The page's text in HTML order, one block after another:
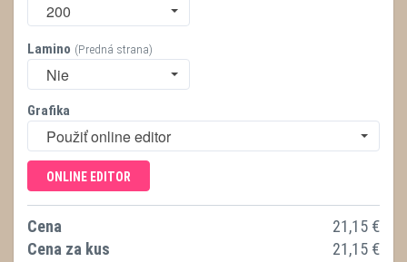
200
Lamino (Predná strana)
Nie
Grafika
Použiť online editor
ONLINE EDITOR
Cena 21,15 €
Cena za kus
21,15 €